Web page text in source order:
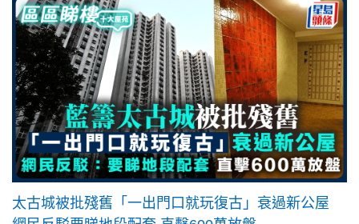
太古城被批殘舊「一出門口就玩復古」衰過新公屋